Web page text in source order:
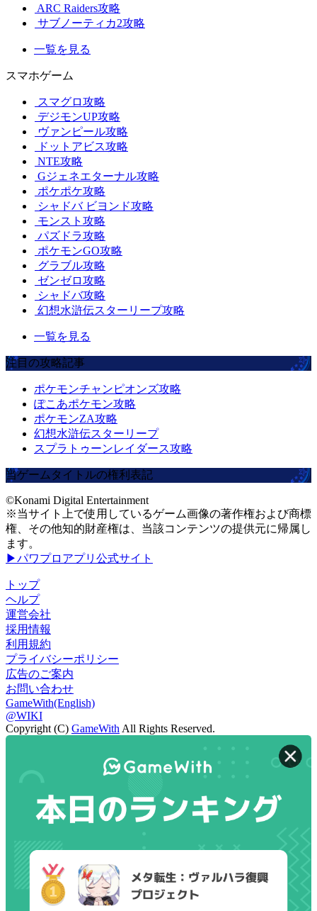
ARC Raiders攻略
サブノーティカ2攻略
一覧を見る
スマホゲーム
スマグロ攻略
デジモンUP攻略
ヴァンピール攻略
ドットアビス攻略
NTE攻略
Gジェネエターナル攻略
ポケポケ攻略
シャドバ ビヨンド攻略
モンスト攻略
パズドラ攻略
ポケモンGO攻略
グラブル攻略
ゼンゼロ攻略
シャドバ攻略
幻想水滸伝スターリープ攻略
一覧を見る
注目の攻略記事
ポケモンチャンピオンズ攻略
ぽこあポケモン攻略
ポケモンZA攻略
幻想水滸伝スターリープ
スプラトゥーンレイダース攻略
当ゲームタイトルの権利表記
©Konami Digital Entertainment
※当サイト上で使用しているゲーム画像の著作権および商標
権、その他知的財産権は、当該コンテンツの提供元に帰属し
ます。
▶パワプロアプリ公式サイト
トップ
ヘルプ
運営会社
採用情報
利用規約
プライバシーポリシー
広告のご案内
お問い合わせ
GameWith(English)
@WIKI
Copyright (C) GameWith All Rights Reserved.